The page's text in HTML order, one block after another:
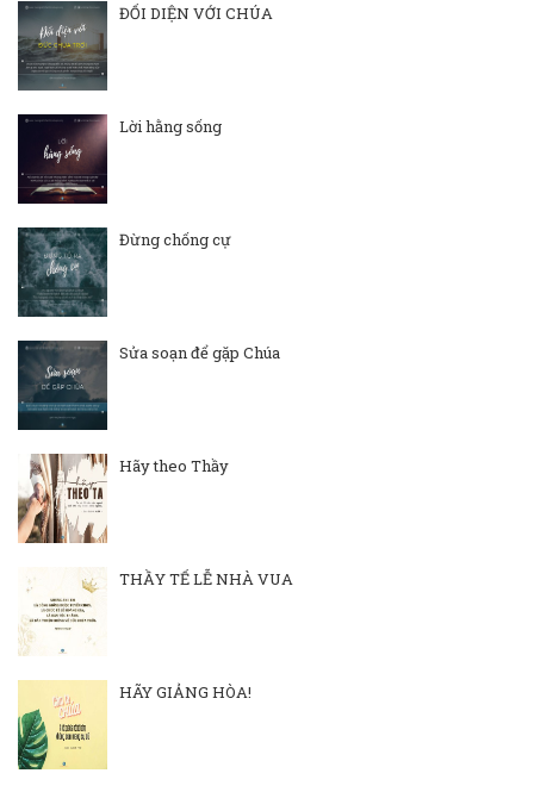
ĐỐI DIỆN VỚI CHÚA
Lời hằng sống
Đừng chống cự
Sửa soạn để gặp Chúa
Hãy theo Thầy
THẦY TẾ LỄ NHÀ VUA
HÃY GIẢNG HÒA!